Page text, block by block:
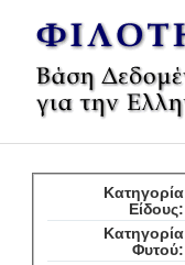
Κατηγορία
Είδους:
Κατηγορία
Φυτού: